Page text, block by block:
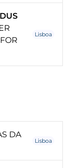
Lisboa
DA
Lisboa